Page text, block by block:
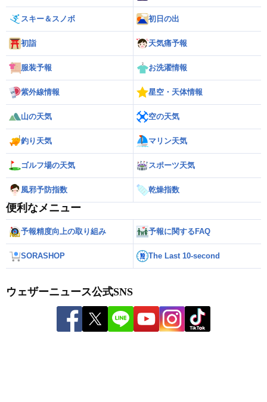
スキー＆スノボ 初日の出
初詣 天気痛予報
服装予報 お洗濯情報
紫外線情報 星空・天体情報
山の天気 空の天気
釣り天気 マリン天気
ゴルフ場の天気 スポーツ天気
風邪予防指数 乾燥指数
便利なメニュー
予報精度向上の取り組み 予報に関するFAQ
SORASHOP The Last 10-second
ウェザーニュース公式SNS